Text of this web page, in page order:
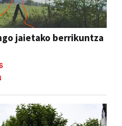
jaietako berrikuntza